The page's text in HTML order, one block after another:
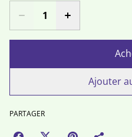
Ajouter
PARTAGER